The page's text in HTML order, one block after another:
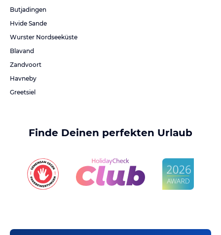
Butjadingen
Hvide Sande
Wurster Nordseeküste
Blavand
Zandvoort
Havneby
Greetsiel
Finde Deinen perfekten Urlaub